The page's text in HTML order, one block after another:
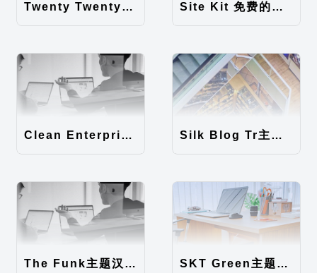
Twenty Twenty-Five 免费的WordPress内容主题 Site Kit 免费的WordPress数据统计插件
Clean Enterprise主题汉化包 Silk Blog Tr主题汉化包
The Funk主题汉化包 SKT Green主题汉化包